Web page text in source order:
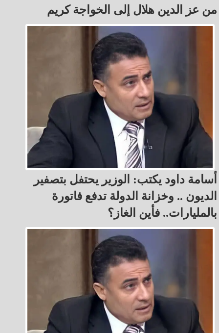
من عز الدين هلال إلى الخواجة كريم
أسامة داود يكتب: الوزير يحتفل بتصفير
الديون .. وخزانة الدولة تدفع فاتورة
بالمليارات.. فأين الغاز؟